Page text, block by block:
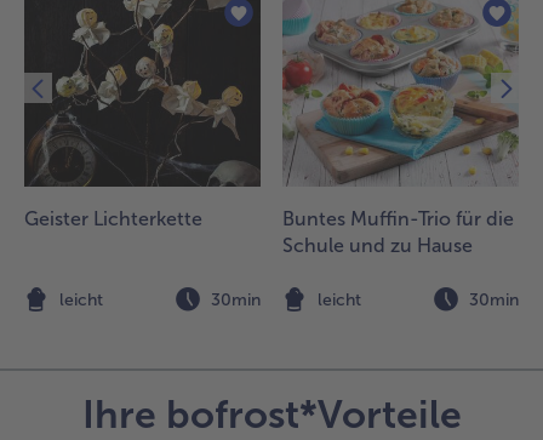
Geister Lichterkette
leicht 30min
Buntes Muffin-Trio für die
Schule und zu Hause
leicht 30min
Ihre bofrost*Vorteile